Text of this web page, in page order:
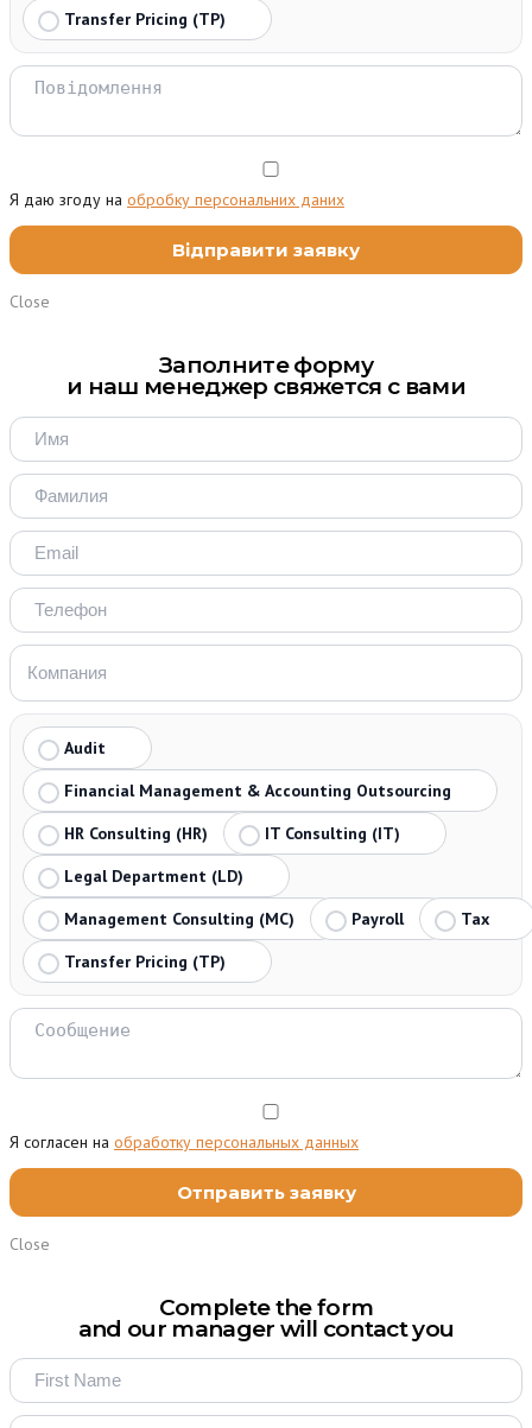
Transfer Pricing (TP)
Я даю згоду на обробку персональних даних
Close
Заполните форму
и наш менеджер свяжется с вами
Audit
Financial Management & Accounting Outsourcing
HR Consulting (HR)
IT Consulting (IT)
Legal Department (LD)
Management Consulting (MC)
Payroll
Tax
Transfer Pricing (TP)
Я согласен на обработку персональных данных
Close
Complete the form
and our manager will contact you